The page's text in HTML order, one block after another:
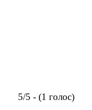
5/5 - (1 голос)